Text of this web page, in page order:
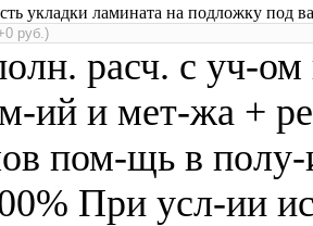
укладки ламината на подложку
расч. с уч-
ий и мет-жа +
пом-щь в
При усл-ии